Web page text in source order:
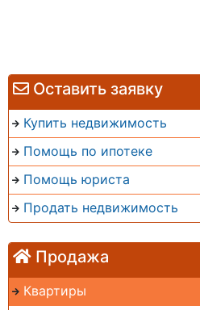
Оставить заявку
Купить недвижимость
Помощь по ипотеке
Помощь юриста
Продать недвижимость
Продажа
Квартиры